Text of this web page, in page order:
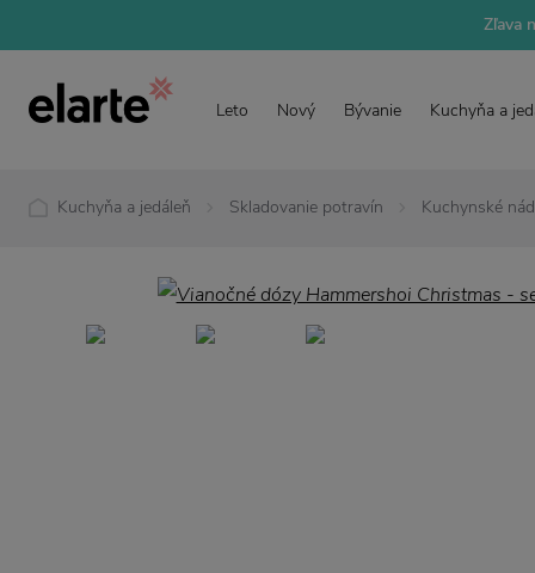
Zľava
Leto Nový Bývanie Kuchyňa a
Kuchyňa a jedáleň Skladovanie potravín Kuchynské